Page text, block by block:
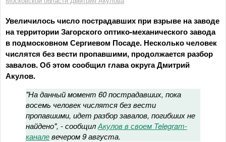
Увеличилось число пострадавших при взрыве на заводе
на территории Загорского оптико-механического завода
в подмосковном Сергиевом Посаде. Несколько человек
числятся без вести пропавшими, продолжается разбор
завалов. Об этом сообщил глава округа Дмитрий
Акулов.
"На данный момент 60 пострадавших, пока
восемь человек числятся без вести
пропавшими, идет разбор завалов, погибших не
найдено", - сообщилАкулов в своем Telegram-
каналевечером 9 августа.